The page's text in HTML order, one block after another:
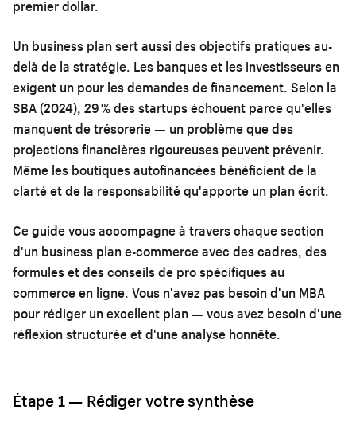
premier dollar.
Un business plan sert aussi des objectifs pratiques au-
delà de la stratégie. Les banques et les investisseurs en
exigent un pour les demandes de financement. Selon la
SBA (2024), 29 % des startups échouent parce qu'elles
manquent de trésorerie — un problème que des
projections financières rigoureuses peuvent prévenir.
Même les boutiques autofinancées bénéficient de la
clarté et de la responsabilité qu'apporte un plan écrit.
Ce guide vous accompagne à travers chaque section
d'un business plan e-commerce avec des cadres, des
formules et des conseils de pro spécifiques au
commerce en ligne. Vous n'avez pas besoin d'un MBA
pour rédiger un excellent plan — vous avez besoin d'une
réflexion structurée et d'une analyse honnête.
Étape 1 — Rédiger votre synthèse